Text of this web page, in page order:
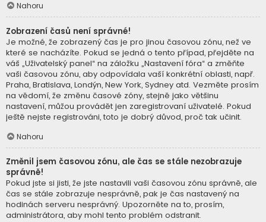
Nahoru
Zobrazení časů není správné!
Je možné, že zobrazený čas je pro jinou časovou zónu, než ve
které se nacházíte. Pokud se jedná o tento případ, přejděte na
váš „Uživatelský panel“ na záložku „Nastavení fóra“ a změňte
vaši časovou zónu, aby odpovídala vaší konkrétní oblasti, např.
Praha, Bratislava, Londýn, New York, Sydney atd. Vezměte prosím
na vědomí, že změnu časové zóny, stejně jako většinu
nastavení, můžou provádět jen zaregistrovaní uživatelé. Pokud
ještě nejste registrováni, toto je dobrý důvod, proč tak učinit.
Nahoru
Změnil jsem časovou zónu, ale čas se stále nezobrazuje
správně!
Pokud jste si jisti, že jste nastavili vaši časovou zónu správně, ale
čas se stále zobrazuje nesprávně, pak je čas nastavený na
hodinách serveru nesprávný. Upozorněte na to, prosím,
administrátora, aby mohl tento problém odstranit.